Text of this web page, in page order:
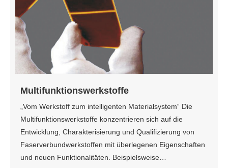
Multifunktionswerkstoffe
„Vom Werkstoff zum intelligenten Materialsystem“ Die
Multifunktionswerkstoffe konzentrieren sich auf die
Entwicklung, Charakterisierung und Qualifizierung von
Faserverbundwerkstoffen mit überlegenen Eigenschaften
und neuen Funktionalitäten. Beispielsweise…